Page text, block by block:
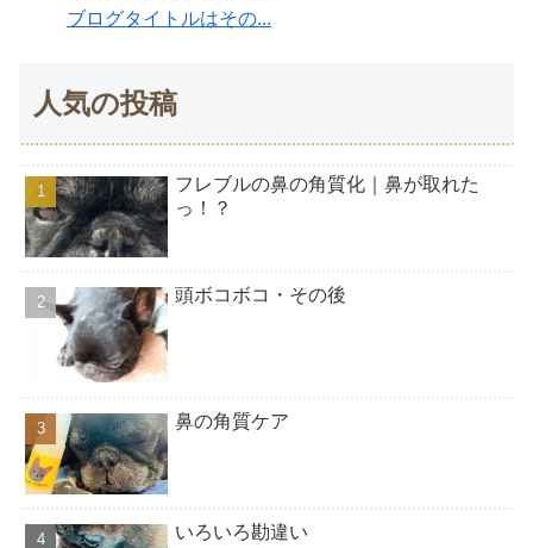
ブログタイトルはその...
人気の投稿
フレブルの鼻の角質化｜鼻が取れた
っ！？
頭ボコボコ・その後
鼻の角質ケア
いろいろ勘違い